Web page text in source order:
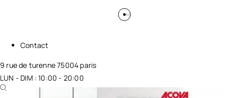
Contact
9 rue de turenne 75004 paris
LUN - DIM : 10:00 - 20:00